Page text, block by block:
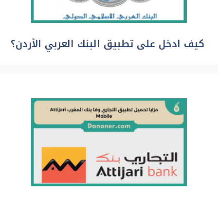
كيف ادخل على تطبيق البنك العربي الأردن؟